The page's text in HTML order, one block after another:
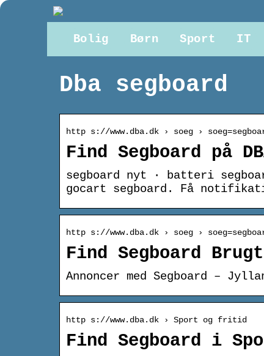
Bolig Børn Sport IT
Dba segboard
http s://www.dba.dk › soeg ›
Find Segboard på
segboard nyt · batteri
gocart segboard. Få
http s://www.dba.dk › soeg ›
Find Segboard
Annoncer med Segboard –
http s://www.dba.dk › Sport og fritid
Find Segboard i